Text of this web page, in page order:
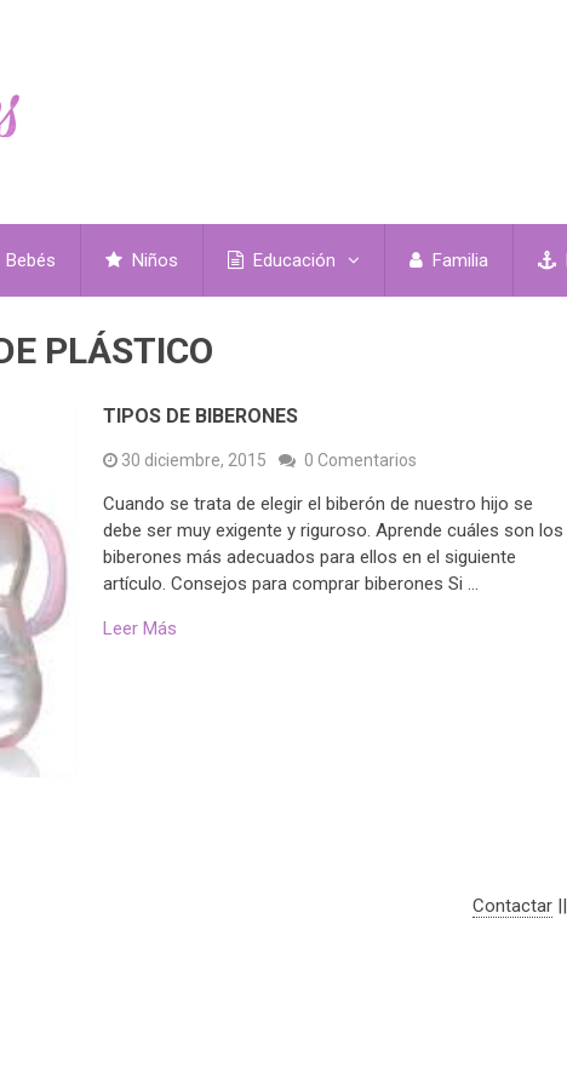
Bebés Niños Educación Familia
PLÁSTICO
TIPOS DE BIBERONES
30 diciembre, 2015 0 Comentarios
Cuando se trata de elegir el biberón de nuestro hijo se
debe ser muy exigente y riguroso. Aprende cuáles son los
biberones más adecuados para ellos en el siguiente
artículo. Consejos para comprar biberones Si …
Leer Más
Contactar